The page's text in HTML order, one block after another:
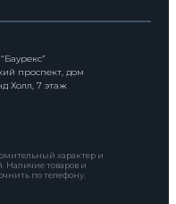
проспект, дом
Холл, 7 этаж
характер и
Наличие товаров и
по телефону.